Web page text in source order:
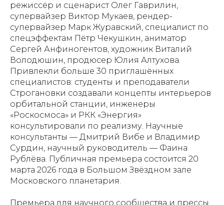
режиссёр и сценарист Олег Гаврилин,
супервайзер Виктор Мукаев, рендер-
супервайзер Марк Журавский, специалист по
спецэффектам Пётр Чекушкин, аниматор
Сергей Анфиногентов, художник Виталий
Володюшин, продюсер Юлия Алтухова.
Привлекли больше 30 приглашённых
специалистов: студенты и преподаватели
Строгановки создавали концепты интерьеров
орбитальной станции, инженеры
«Роскосмоса» и РКК «Энергия»
консультировали по реализму. Научные
консультанты — Дмитрий Вибе и Владимир
Сурдин, научный руководитель — Фаина
Рублёва. Публичная премьера состоится 20
марта 2026 года в Большом Звёздном зале
Московского планетария.
Премьера для научного сообщества и прессы